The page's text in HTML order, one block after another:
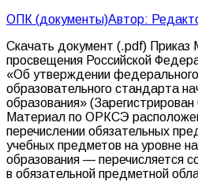
ОПК (документы)Автор:
Скачать документ (.pdf) Приказ
просвещения Российской
«Об утверждении федерального
образовательного стандарта
образования»
Материал по ОРКСЭ
перечислении обязательных
учебных предметов на уровне
образования — перечисляется
в обязательной предметной